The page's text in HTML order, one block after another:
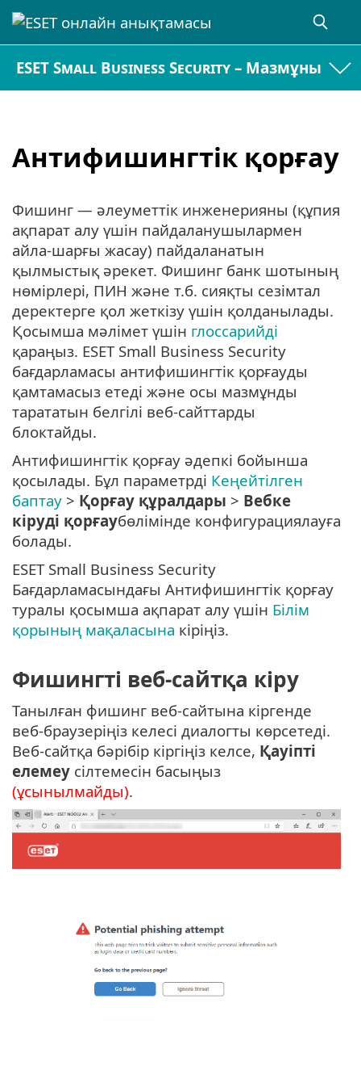
ESET Small Business Security – Мазмұны
Антифишингтік қорғау
Фишинг — әлеуметтік инженерияны (құпия
ақпарат алу үшін пайдаланушылармен
айла-шарғы жасау) пайдаланатын
қылмыстық әрекет. Фишинг банк шотының
нөмірлері, ПИН және т.б. сияқты сезімтал
деректерге қол жеткізу үшін қолданылады.
Қосымша мәлімет үшін глоссарийді
қараңыз. ESET Small Business Security
бағдарламасы антифишингтік қорғауды
қамтамасыз етеді және осы мазмұнды
тарататын белгілі веб-сайттарды
блоктайды.
Антифишингтік қорғау әдепкі бойынша
қосылады. Бұл параметрді Кеңейтілген
баптау > Қорғау құралдары > Вебке
кіруді қорғаубөлімінде конфигурациялауға
болады.
ESET Small Business Security
Бағдарламасындағы Антифишингтік қорғау
туралы қосымша ақпарат алу үшін Білім
қорының мақаласына кіріңіз.
Фишингті веб-сайтқа кіру
Танылған фишинг веб-сайтына кіргенде
веб-браузеріңіз келесі диалогты көрсетеді.
Веб-сайтқа бәрібір кіргіңіз келсе, Қауіпті
елемеу сілтемесін басыңыз
(ұсынылмайды).